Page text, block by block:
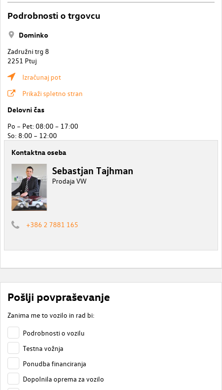
Podrobnosti o trgovcu
Dominko
Zadružni trg 8
2251 Ptuj
Izračunaj pot
Prikaži spletno stran
Delovni čas
Po – Pet: 08:00 – 17:00
So: 8:00 – 12:00
Kontaktna oseba
Sebastjan Tajhman
Prodaja VW
+386 2 7881 165
Pošlji povpraševanje
Zanima me to vozilo in rad bi:
Podrobnosti o vozilu
Testna vožnja
Ponudba financiranja
Dopolnila oprema za vozilo